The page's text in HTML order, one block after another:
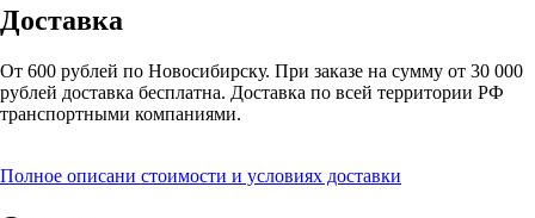
Доставка
От 600 рублей по Новосибирску. При заказе на сумму от 30 000
рублей доставка бесплатна. Доставка по всей территории РФ
транспортными компаниями.
Полное описани стоимости и условиях доставки